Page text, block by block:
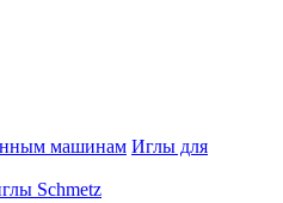
машинам Иглы для
Schmetz